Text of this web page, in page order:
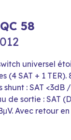
58
universel
(4 SAT + 1
shunt : SAT <3dB
de sortie : SAT
Avec retour